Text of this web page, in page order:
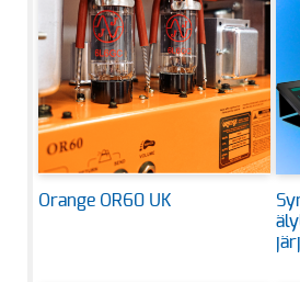
Orange OR60 UK